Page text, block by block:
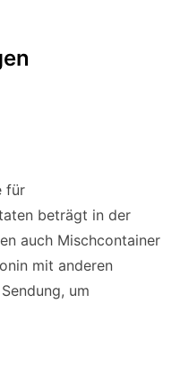
für
beträgt in der
auch Mischcontainer
mit anderen
um